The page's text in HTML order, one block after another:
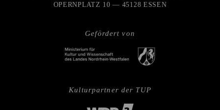
Gefördert von
OPERNPLATZ 10 — 45128 ESSEN
Kulturpartner der TUP